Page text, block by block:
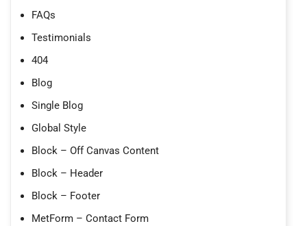
FAQs
Testimonials
404
Blog
Single Blog
Global Style
Block – Off Canvas Content
Block – Header
Block – Footer
MetForm – Contact Form